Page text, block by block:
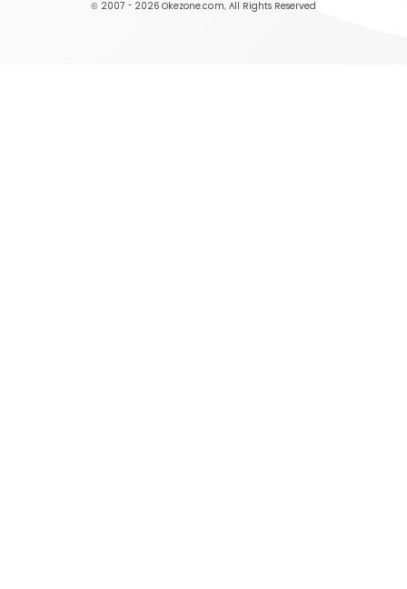
© 2007 - 2026 Okezone.com, All Rights Reserved